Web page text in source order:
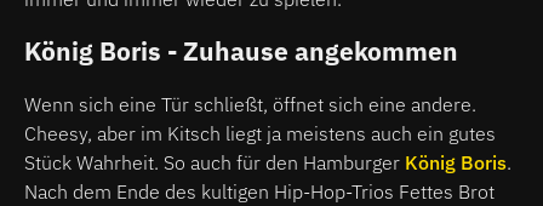
König Boris - Zuhause angekommen
Wenn sich eine Tür schließt, öffnet sich eine andere.
Cheesy, aber im Kitsch liegt ja meistens auch ein gutes
Stück Wahrheit. So auch für den Hamburger König Boris.
Nach dem Ende des kultigen Hip-Hop-Trios Fettes Brot